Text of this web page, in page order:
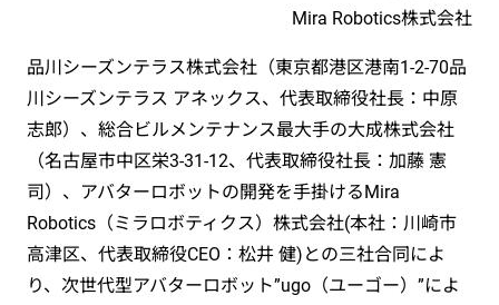
Mira Robotics株式会社
品川シーズンテラス株式会社（東京都港区港南1-2-70品
川シーズンテラス アネックス、代表取締役社長：中原
志郎）、総合ビルメンテナンス最大手の大成株式会社
（名古屋市中区栄3-31-12、代表取締役社長：加藤 憲
司）、アバターロボットの開発を手掛けるMira
Robotics（ミラロボティクス）株式会社(本社：川崎市
高津区、代表取締役CEO：松井 健)との三社合同によ
り、次世代型アバターロボット”ugo（ユーゴー）”によ